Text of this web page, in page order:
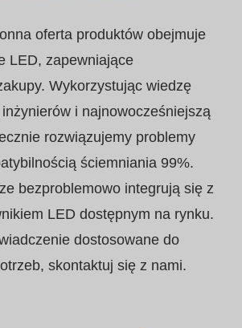
oferta produktów obejmuje
LED, zapewniające
Wykorzystując wiedzę
inżynierów i najnowocześniejszą
rozwiązujemy problemy
ściemniania 99%.
bezproblemowo integrują się z
LED dostępnym na rynku.
dostosowane do
skontaktuj się z nami.